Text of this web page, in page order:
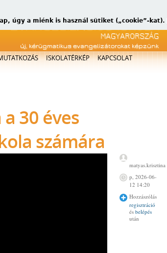
úgy a miénk is használ sütiket („cookie”-kat).
új, kérügmatikus evangelizátorokat képzünk
ISKOLATÉRKÉP KAPCSOLAT
30 éves
számára
matyas.krisztina
p, 2026-06-
12 14:20
Hozzászólás
regisztráció
és belépés
után